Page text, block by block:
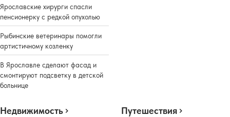
Ярославские хирурги спасли
пенсионерку с редкой опухолью
Рыбинские ветеринары помогли
артистичному козленку
В Ярославле сделают фасад и
смонтируют подсветку в детской
больнице
Недвижимость Путешествия